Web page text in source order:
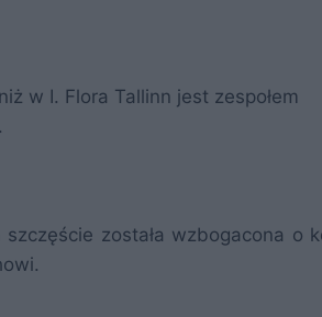
w I. Flora Tallinn jest zespołem
szczęście została wzbogacona o